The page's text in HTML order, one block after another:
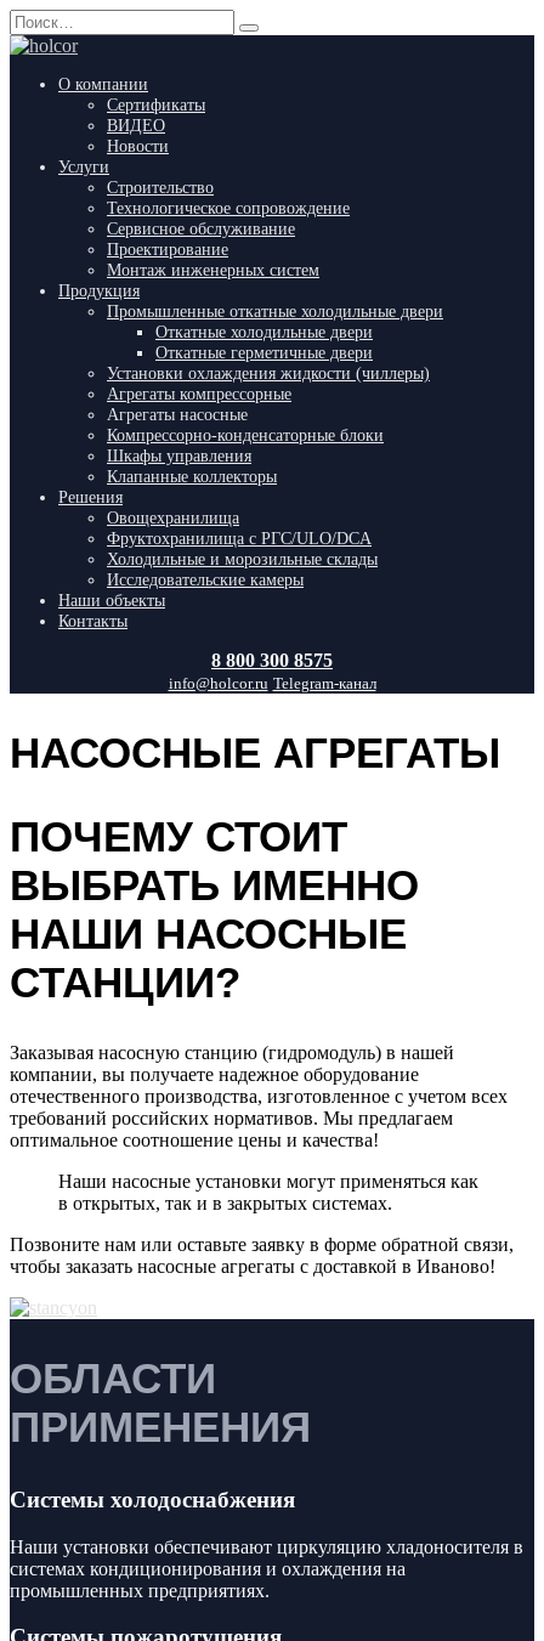
Перейти
к
Search
for:
О компании
Сертификаты
ВИДЕО
Новости
Услуги
Строительство
Технологическое сопровождение
Сервисное обслуживание
Проектирование
Монтаж инженерных систем
Продукция
Промышленные откатные холодильные двери
Откатные холодильные двери
Откатные герметичные двери
Установки охлаждения жидкости (чиллеры)
Агрегаты компрессорные
Агрегаты насосные
Компрессорно-конденсаторные блоки
Шкафы управления
Клапанные коллекторы
Решения
Овощехранилища
Фруктохранилища с РГС/ULO/DCA
Холодильные и морозильные склады
Исследовательские камеры
Наши объекты
Контакты
8 800 300 8575
info@holcor.ru Telegram-канал
НАСОСНЫЕ АГРЕГАТЫ
ПОЧЕМУ СТОИТ
ВЫБРАТЬ ИМЕННО
НАШИ НАСОСНЫЕ
СТАНЦИИ?
Заказывая насосную станцию (гидромодуль) в нашей
компании, вы получаете надежное оборудование
отечественного производства, изготовленное с учетом всех
требований российских нормативов. Мы предлагаем
оптимальное соотношение цены и качества!
Наши насосные установки могут применяться как
в открытых, так и в закрытых системах.
Позвоните нам или оставьте заявку в форме обратной связи,
чтобы заказать насосные агрегаты с доставкой в Иваново!
ОБЛАСТИ
ПРИМЕНЕНИЯ
Системы холодоснабжения
Наши установки обеспечивают циркуляцию хладоносителя в
системах кондиционирования и охлаждения на
промышленных предприятиях.